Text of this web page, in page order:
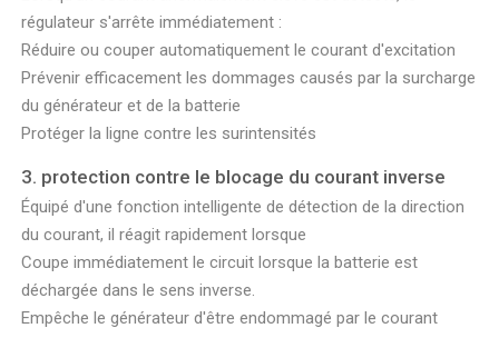
régulateur s'arrête immédiatement :
Réduire ou couper automatiquement le courant d'excitation
Prévenir efficacement les dommages causés par la surcharge
du générateur et de la batterie
Protéger la ligne contre les surintensités
3. protection contre le blocage du courant inverse
Équipé d'une fonction intelligente de détection de la direction
du courant, il réagit rapidement lorsque
Coupe immédiatement le circuit lorsque la batterie est
déchargée dans le sens inverse.
Empêche le générateur d'être endommagé par le courant